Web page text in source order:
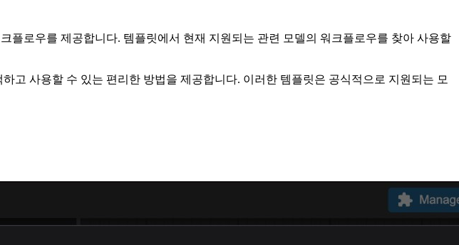
로우를 제공합니다. 템플릿에서 현재 지원되는 관련 모델의 워크플로우를 찾아 사용할
고 사용할 수 있는 편리한 방법을 제공합니다. 이러한 템플릿은 공식적으로 지원되는 모